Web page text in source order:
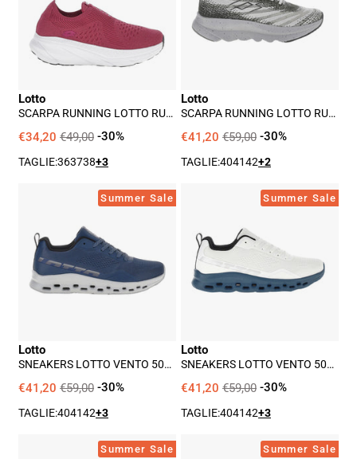
100
Amf
W
Rosa
Lotto
SCARPA RUNNING LOTTO RUN
€34,20 €49,00 -30%
TAGLIE:363738+3
60
Amf
Grigio
Lotto
SCARPA RUNNING LOTTO RUN
€41,20 €59,00 -30%
TAGLIE:404142+2
Sneakers
Vento
50
Amf
Uomo
Summer Sale
Lotto
SNEAKERS LOTTO VENTO 50
€41,20 €59,00 -30%
TAGLIE:404142+3
Sneakers
50
Amf
Uomo
Summer Sale
Lotto
SNEAKERS LOTTO VENTO 50
€41,20 €59,00 -30%
TAGLIE:404142+3
Sneakers
Summer Sale
Sneakers
Summer Sale